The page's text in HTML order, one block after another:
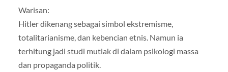
Warisan:
Hitler dikenang sebagai simbol ekstremisme,
totalitarianisme, dan kebencian etnis. Namun ia
terhitung jadi studi mutlak di dalam psikologi massa
dan propaganda politik.